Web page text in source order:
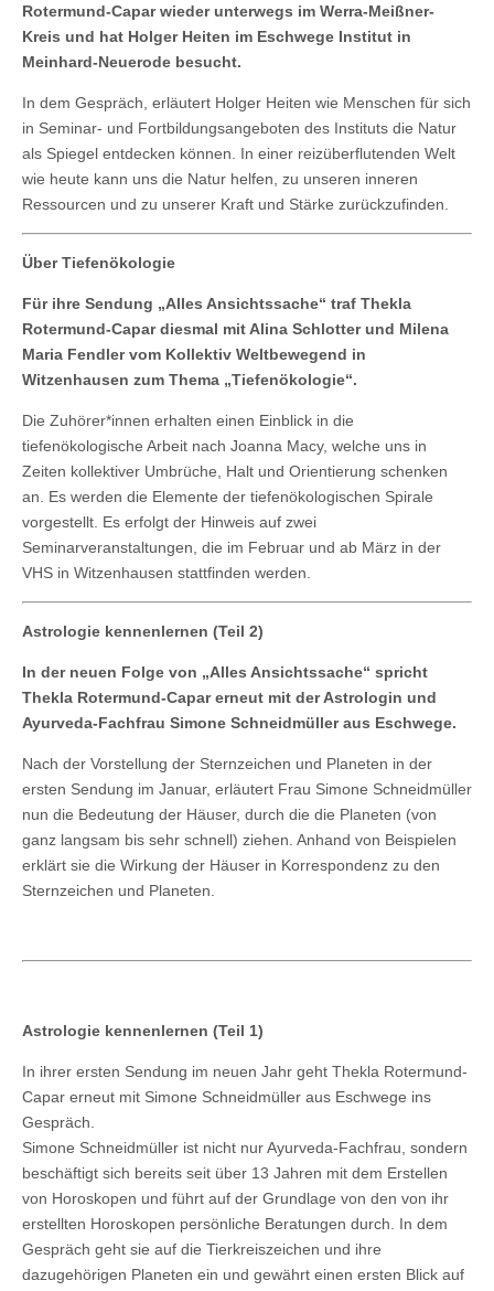
Rotermund-Capar wieder unterwegs im Werra-Meißner-
Kreis und hat Holger Heiten im Eschwege Institut in
Meinhard-Neuerode besucht.
In dem Gespräch, erläutert Holger Heiten wie Menschen für sich
in Seminar- und Fortbildungsangeboten des Instituts die Natur
als Spiegel entdecken können. In einer reizüberflutenden Welt
wie heute kann uns die Natur helfen, zu unseren inneren
Ressourcen und zu unserer Kraft und Stärke zurückzufinden.
Über Tiefenökologie
Für ihre Sendung „Alles Ansichtssache“ traf Thekla
Rotermund-Capar diesmal mit Alina Schlotter und Milena
Maria Fendler vom Kollektiv Weltbewegend in
Witzenhausen zum Thema „Tiefenökologie“.
Die Zuhörer*innen erhalten einen Einblick in die
tiefenökologische Arbeit nach Joanna Macy, welche uns in
Zeiten kollektiver Umbrüche, Halt und Orientierung schenken
an. Es werden die Elemente der tiefenökologischen Spirale
vorgestellt. Es erfolgt der Hinweis auf zwei
Seminarveranstaltungen, die im Februar und ab März in der
VHS in Witzenhausen stattfinden werden.
Astrologie kennenlernen (Teil 2)
In der neuen Folge von „Alles Ansichtssache“ spricht
Thekla Rotermund-Capar erneut mit der Astrologin und
Ayurveda-Fachfrau Simone Schneidmüller aus Eschwege.
Nach der Vorstellung der Sternzeichen und Planeten in der
ersten Sendung im Januar, erläutert Frau Simone Schneidmüller
nun die Bedeutung der Häuser, durch die die Planeten (von
ganz langsam bis sehr schnell) ziehen. Anhand von Beispielen
erklärt sie die Wirkung der Häuser in Korrespondenz zu den
Sternzeichen und Planeten.
Astrologie kennenlernen (Teil 1)
In ihrer ersten Sendung im neuen Jahr geht Thekla Rotermund-
Capar erneut mit Simone Schneidmüller aus Eschwege ins
Gespräch.
Simone Schneidmüller ist nicht nur Ayurveda-Fachfrau, sondern
beschäftigt sich bereits seit über 13 Jahren mit dem Erstellen
von Horoskopen und führt auf der Grundlage von den von ihr
erstellten Horoskopen persönliche Beratungen durch. In dem
Gespräch geht sie auf die Tierkreiszeichen und ihre
dazugehörigen Planeten ein und gewährt einen ersten Blick auf